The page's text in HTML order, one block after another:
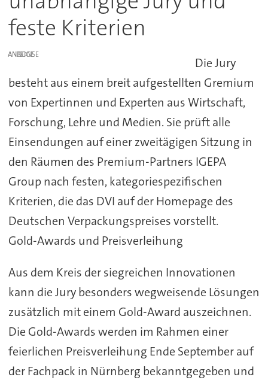
feste Kriterien
ANZEIGE
Die Jury
besteht aus einem breit aufgestellten Gremium
von Expertinnen und Experten aus Wirtschaft,
Forschung, Lehre und Medien. Sie prüft alle
Einsendungen auf einer zweitägigen Sitzung in
den Räumen des Premium-Partners IGEPA
Group nach festen, kategoriespezifischen
Kriterien, die das DVI auf der Homepage des
Deutschen Verpackungspreises vorstellt.
Gold-Awards und Preisverleihung
Aus dem Kreis der siegreichen Innovationen
kann die Jury besonders wegweisende Lösungen
zusätzlich mit einem Gold-Award auszeichnen.
Die Gold-Awards werden im Rahmen einer
feierlichen Preisverleihung Ende September auf
der Fachpack in Nürnberg bekanntgegeben und